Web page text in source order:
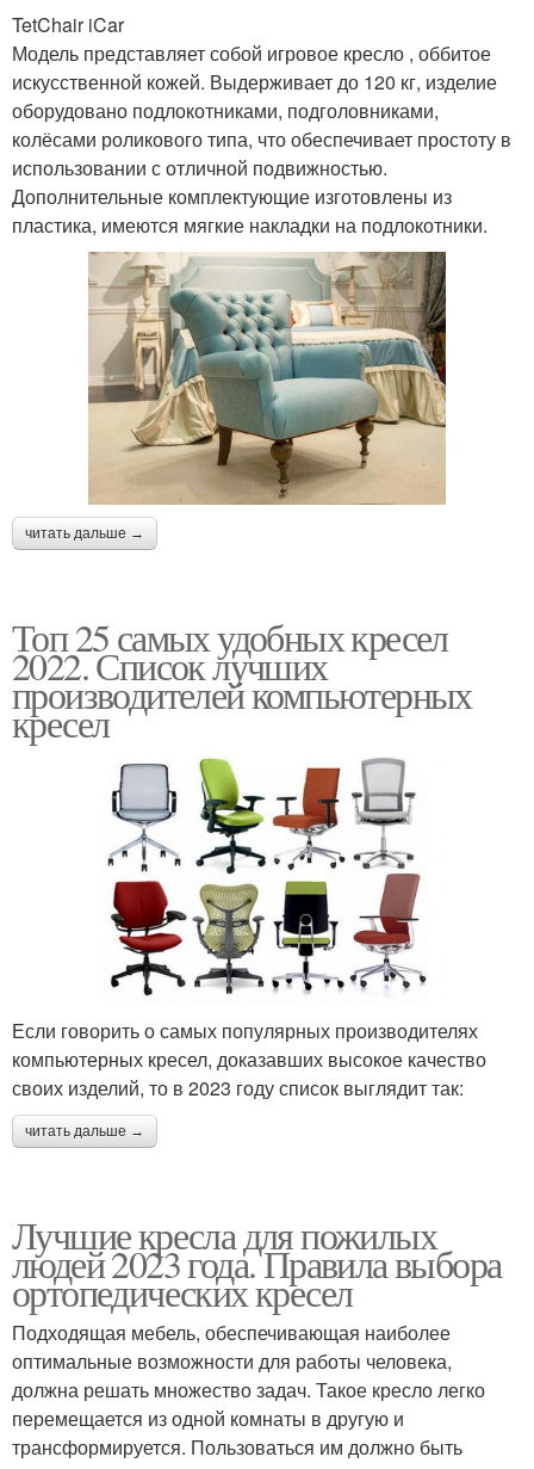
TetChair iCar
Модель представляет собой игровое кресло , оббитое
искусственной кожей. Выдерживает до 120 кг, изделие
оборудовано подлокотниками, подголовниками,
колёсами роликового типа, что обеспечивает простоту в
использовании с отличной подвижностью.
Дополнительные комплектующие изготовлены из
пластика, имеются мягкие накладки на подлокотники.
читать дальше →
Топ 25 самых удобных кресел
2022. Список лучших
производителей компьютерных
кресел
Если говорить о самых популярных производителях
компьютерных кресел, доказавших высокое качество
своих изделий, то в 2023 году список выглядит так:
читать дальше →
Лучшие кресла для пожилых
людей 2023 года. Правила выбора
ортопедических кресел
Подходящая мебель, обеспечивающая наиболее
оптимальные возможности для работы человека,
должна решать множество задач. Такое кресло легко
перемещается из одной комнаты в другую и
трансформируется. Пользоваться им должно быть